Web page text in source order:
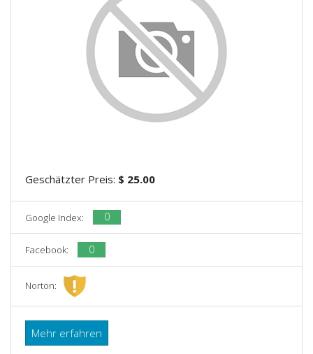
Geschätzter Preis: $ 25.00
Google Index: 0
Facebook: 0
Norton:
Mehr erfahren